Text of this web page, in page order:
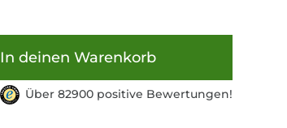
In deinen Warenkorb
Über 82900 positive Bewertungen!